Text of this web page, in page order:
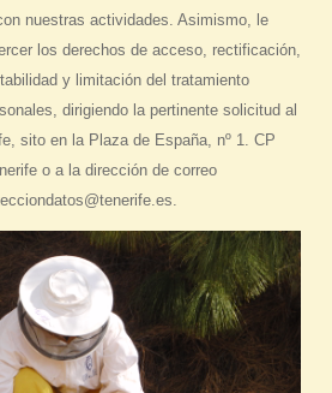
nuestras actividades. Asimismo, le
los derechos de acceso, rectificación,
y limitación del tratamiento
dirigiendo la pertinente solicitud al
sito en la Plaza de España, nº 1. CP
o a la dirección de correo